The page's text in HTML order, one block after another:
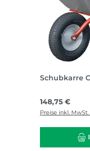
Schubkarre
Regulärer
148,75 €
Preise inkl.